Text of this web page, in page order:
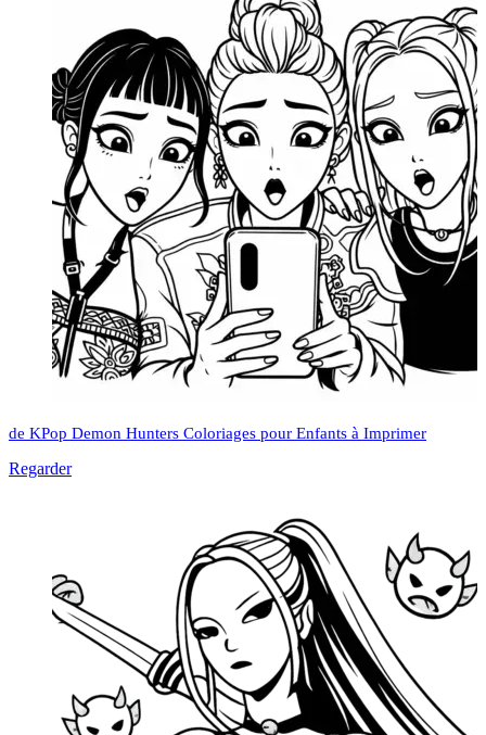
de KPop Demon Hunters Coloriages pour Enfants à Imprimer
Regarder